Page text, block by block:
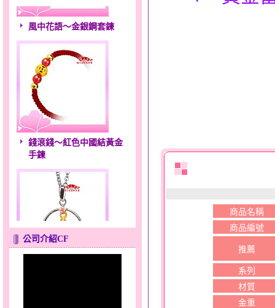
風中花語～金銀鋼套鍊
錢滾錢～紅色中國結黃金
手鍊
公司介紹CF
商品名稱
商品編號
推薦
系列
材質
金重